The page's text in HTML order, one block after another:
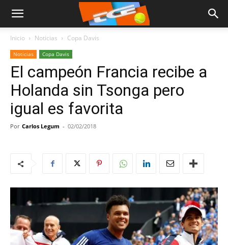
Inicio Noticias Copa Davis
Noticias Copa Davis
El campeón Francia recibe a
Holanda sin Tsonga pero
igual es favorita
Por Carlos Legum - 02/02/2018